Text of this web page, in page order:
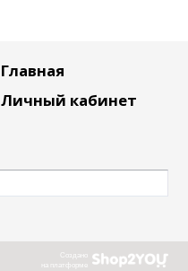
Главная
Личный кабинет
Создано
на платформе